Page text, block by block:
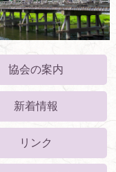
協会の案内
新着情報
リンク